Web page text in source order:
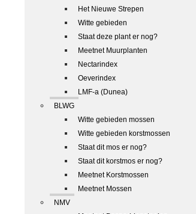
Het Nieuwe Strepen
Witte gebieden
Staat deze plant er nog?
Meetnet Muurplanten
Nectarindex
Oeverindex
LMF-a (Dunea)
BLWG
Witte gebieden mossen
Witte gebieden korstmossen
Staat dit mos er nog?
Staat dit korstmos er nog?
Meetnet Korstmossen
Meetnet Mossen
NMV